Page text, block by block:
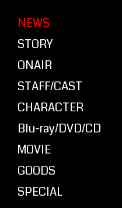
NEWS
STORY
ONAIR
STAFF/CAST
CHARACTER
Blu-ray/DVD/CD
MOVIE
GOODS
SPECIAL